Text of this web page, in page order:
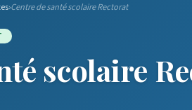
›Centre de santé scolaire Rectorat
scolaire